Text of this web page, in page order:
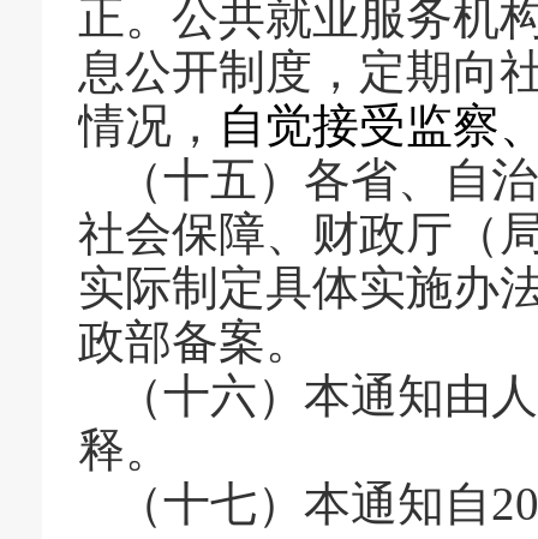
正。公共就业服务机
息公开制度，定期向
情况， 自觉接受监察
（十五） 各省、自
社会保障、财政厅（
实际制定具体实施办
政部备案。
（十六）本通知由
释。
（十七）本通知自